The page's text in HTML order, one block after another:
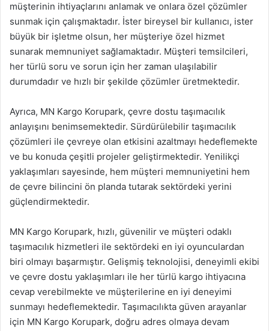
müşterinin ihtiyaçlarını anlamak ve onlara özel çözümler
sunmak için çalışmaktadır. İster bireysel bir kullanıcı, ister
büyük bir işletme olsun, her müşteriye özel hizmet
sunarak memnuniyet sağlamaktadır. Müşteri temsilcileri,
her türlü soru ve sorun için her zaman ulaşılabilir
durumdadır ve hızlı bir şekilde çözümler üretmektedir.
Ayrıca, MN Kargo Korupark, çevre dostu taşımacılık
anlayışını benimsemektedir. Sürdürülebilir taşımacılık
çözümleri ile çevreye olan etkisini azaltmayı hedeflemekte
ve bu konuda çeşitli projeler geliştirmektedir. Yenilikçi
yaklaşımları sayesinde, hem müşteri memnuniyetini hem
de çevre bilincini ön planda tutarak sektördeki yerini
güçlendirmektedir.
MN Kargo Korupark, hızlı, güvenilir ve müşteri odaklı
taşımacılık hizmetleri ile sektördeki en iyi oyunculardan
biri olmayı başarmıştır. Gelişmiş teknolojisi, deneyimli ekibi
ve çevre dostu yaklaşımları ile her türlü kargo ihtiyacına
cevap verebilmekte ve müşterilerine en iyi deneyimi
sunmayı hedeflemektedir. Taşımacılıkta güven arayanlar
için MN Kargo Korupark, doğru adres olmaya devam